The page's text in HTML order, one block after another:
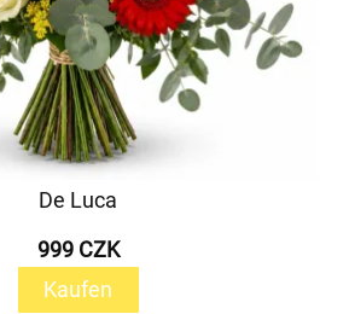
De Luca
999 CZK
Kaufen